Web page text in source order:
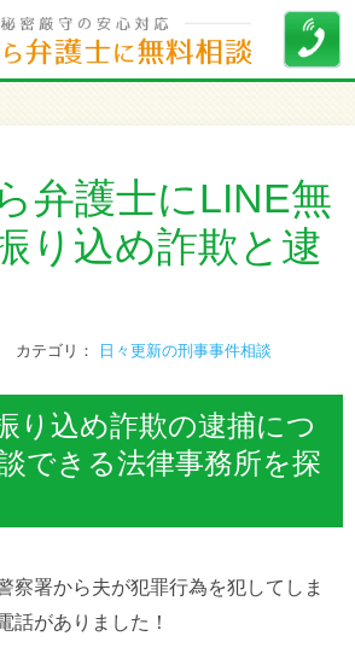
弁護士にLINE無
り込め詐欺と逮
カテゴリ： 日々更新の刑事事件相談
り込め詐欺の逮捕につ
できる法律事務所を探
察署から夫が犯罪行為を犯してしま
話がありました！